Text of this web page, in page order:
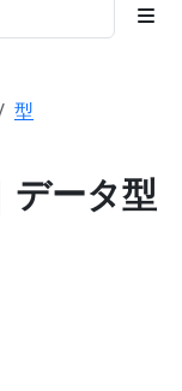
型
ータ型